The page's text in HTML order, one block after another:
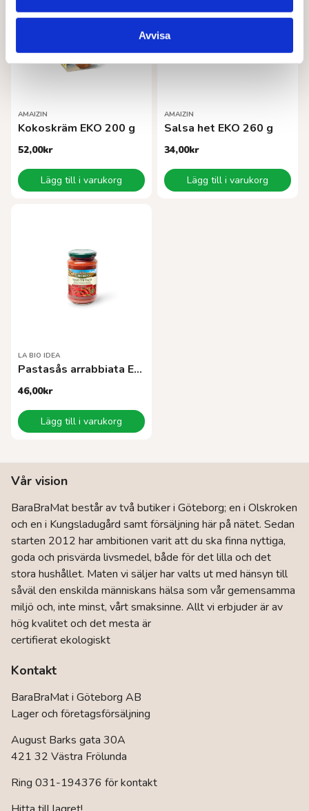
Avvisa
AMAIZIN
Kokoskräm EKO 200 g
52,00kr
Lägg till i varukorg
AMAIZIN
Salsa het EKO 260 g
34,00kr
Lägg till i varukorg
LA BIO IDEA
Pastasås arrabbiata EKO 340 g
46,00kr
Lägg till i varukorg
Vår vision
BaraBraMat består av två butiker i Göteborg; en i Olskroken
och en i Kungsladugård samt försäljning här på nätet. Sedan
starten 2012 har ambitionen varit att du ska finna nyttiga,
goda och prisvärda livsmedel, både för det lilla och det
stora hushållet. Maten vi säljer har valts ut med hänsyn till
såväl den enskilda människans hälsa som vår gemensamma
miljö och, inte minst, vårt smaksinne. Allt vi erbjuder är av
hög kvalitet och det mesta är
certifierat ekologiskt
Kontakt
BaraBraMat i Göteborg AB
Lager och företagsförsäljning
August Barks gata 30A
421 32 Västra Frölunda
Ring 031-194376 för kontakt